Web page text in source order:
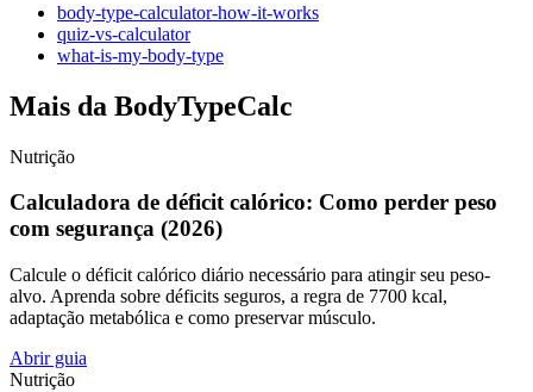
body-type-calculator-how-it-works
quiz-vs-calculator
what-is-my-body-type
Mais da BodyTypeCalc
Nutrição
Calculadora de déficit calórico: Como perder peso
com segurança (2026)
Calcule o déficit calórico diário necessário para atingir seu peso-
alvo. Aprenda sobre déficits seguros, a regra de 7700 kcal,
adaptação metabólica e como preservar músculo.
Abrir guia
Nutrição